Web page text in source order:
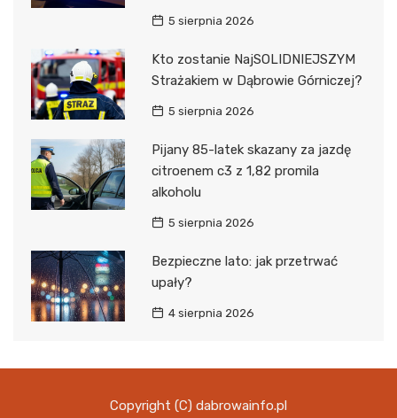
5 sierpnia 2026
Kto zostanie NajSOLIDNIEJSZYM
Strażakiem w Dąbrowie Górniczej?
5 sierpnia 2026
Pijany 85-latek skazany za jazdę
citroenem c3 z 1,82 promila
alkoholu
5 sierpnia 2026
Bezpieczne lato: jak przetrwać
upały?
4 sierpnia 2026
Copyright (C) dabrowainfo.pl